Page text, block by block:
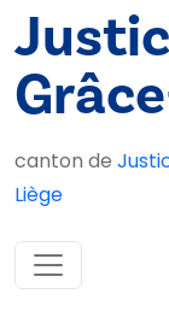
canton de
Liège